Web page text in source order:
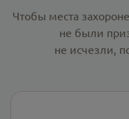
Чтобы места
не были
не исчезли,